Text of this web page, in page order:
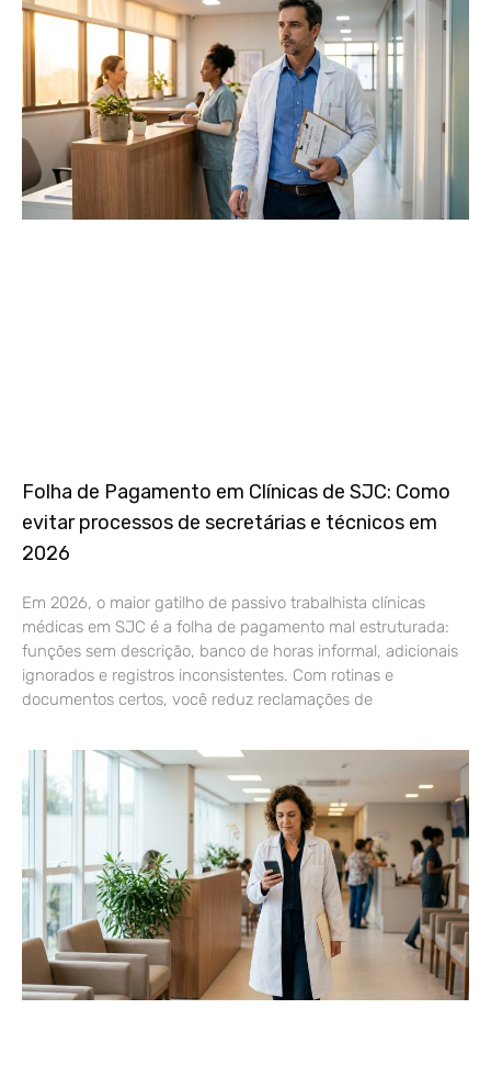
Folha de Pagamento em Clínicas de SJC: Como
evitar processos de secretárias e técnicos em
2026
Em 2026, o maior gatilho de passivo trabalhista clínicas
médicas em SJC é a folha de pagamento mal estruturada:
funções sem descrição, banco de horas informal, adicionais
ignorados e registros inconsistentes. Com rotinas e
documentos certos, você reduz reclamações de